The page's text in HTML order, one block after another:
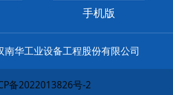
手机版
南华工业设备工程股份有限公司
备2022013826号-2